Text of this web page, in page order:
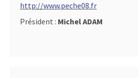
http://www.peche08.fr
Président : Michel ADAM